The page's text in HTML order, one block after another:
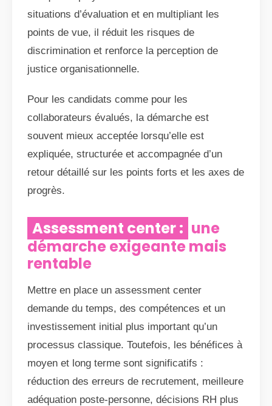
situations d’évaluation et en multipliant les
points de vue, il réduit les risques de
discrimination et renforce la perception de
justice organisationnelle.
Pour les candidats comme pour les
collaborateurs évalués, la démarche est
souvent mieux acceptée lorsqu’elle est
expliquée, structurée et accompagnée d’un
retour détaillé sur les points forts et les axes de
progrès.
Assessment center : une
démarche exigeante mais
rentable
Mettre en place un assessment center
demande du temps, des compétences et un
investissement initial plus important qu’un
processus classique. Toutefois, les bénéfices à
moyen et long terme sont significatifs :
réduction des erreurs de recrutement, meilleure
adéquation poste-personne, décisions RH plus